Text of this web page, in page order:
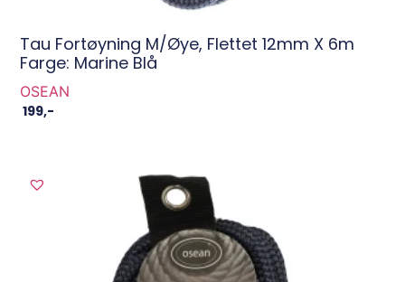
Tau Fortøyning M/øye, Flettet 12mm X 6m
Farge: Marine Blå
OSEAN
199,-